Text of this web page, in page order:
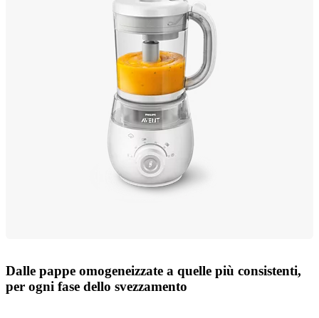
Dalle pappe omogeneizzate a quelle più consistenti,
per ogni fase dello svezzamento